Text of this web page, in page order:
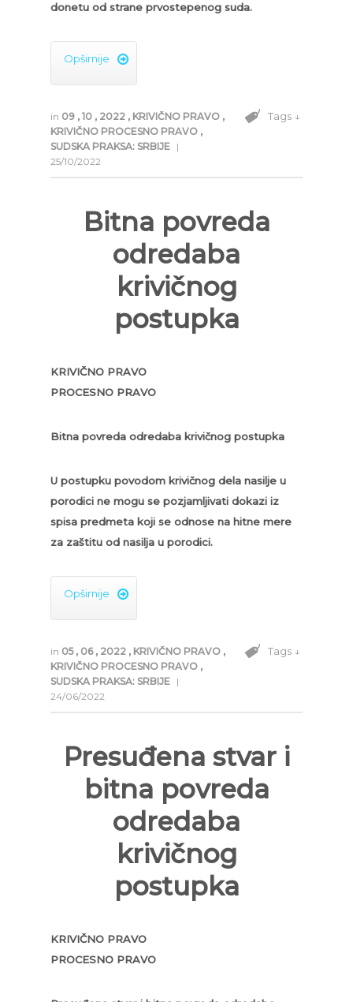
donetu od strane prvostepenog suda.
Opširnije 
in 09 , 10 , 2022 , KRIVIČNO PRAVO ,
KRIVIČNO PROCESNO PRAVO ,
SUDSKA PRAKSA: SRBIJE |
25/10/2022
Tags ↓
Bitna povreda
odredaba
krivičnog
postupka
KRIVIČNO PRAVO
PROCESNO PRAVO
Bitna povreda odredaba krivičnog postupka
U postupku povodom krivičnog dela nasilje u
porodici ne mogu se pozjamljivati dokazi iz
spisa predmeta koji se odnose na hitne mere
za zaštitu od nasilja u porodici.
Opširnije 
in 05 , 06 , 2022 , KRIVIČNO PRAVO ,
KRIVIČNO PROCESNO PRAVO ,
SUDSKA PRAKSA: SRBIJE |
24/06/2022
Tags ↓
Presuđena stvar i
bitna povreda
odredaba
krivičnog
postupka
KRIVIČNO PRAVO
PROCESNO PRAVO